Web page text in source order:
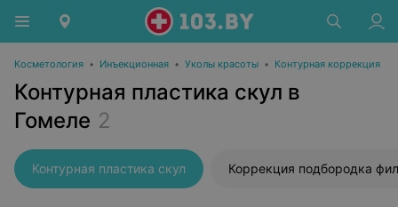
Косметология • Инъекционная • Уколы красоты • Контурная коррекция
Контурная пластика скул в
Гомеле 2
Контурная пластика скул